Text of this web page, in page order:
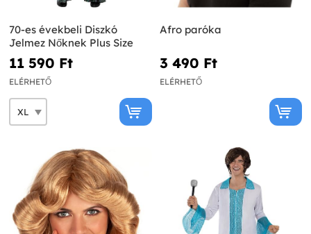
70-es évekbeli Diszkó
Jelmez Nőknek Plus Size
11 590 Ft‎
ELÉRHETŐ
Afro paróka
3 490 Ft‎
ELÉRHETŐ